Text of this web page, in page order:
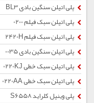
پلی اتیلن سنگین بادی BL3
پلی اتیلن سبک فیلم 0200
پلی اتیلن سبک فیلم 2420H
پلی اتیلن سنگین بادی 0035
پلی اتیلن سبک خطی 0220KJ
پلی اتیلن سبک خطی 0220AA
پلی وینیل کلراید S6558